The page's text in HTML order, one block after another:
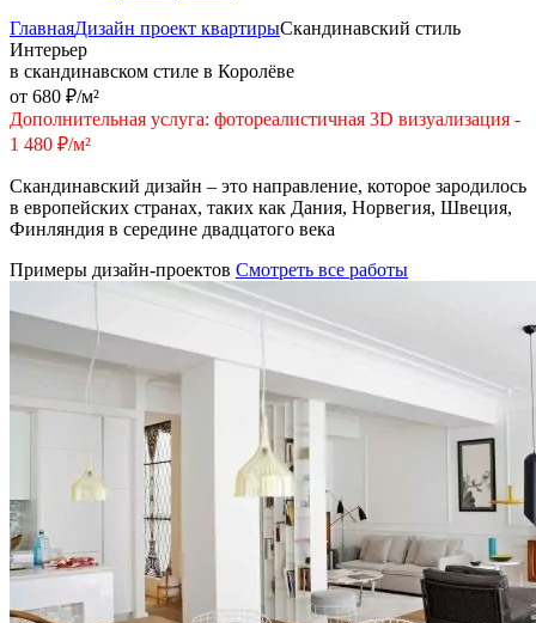
ГлавнаяДизайн проект квартирыСкандинавский стиль
Интерьер
в скандинавском стиле в Королёве
от 680 ₽/м²
Дополнительная услуга: фотореалистичная 3D визуализация -
1 480 ₽/м²
Скандинавский дизайн – это направление, которое зародилось
в европейских странах, таких как Дания, Норвегия, Швеция,
Финляндия в середине двадцатого века
Примеры дизайн-проектов Смотреть все работы